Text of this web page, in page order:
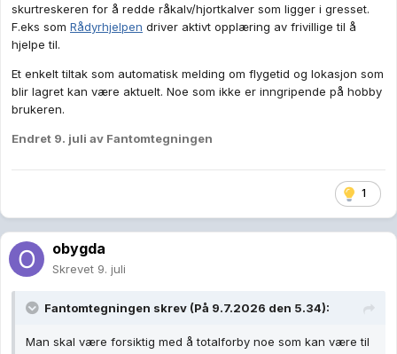
skurtreskeren for å redde råkalv/hjortkalver som ligger i gresset.
F.eks som Rådyrhjelpen driver aktivt opplæring av frivillige til å
hjelpe til.
Et enkelt tiltak som automatisk melding om flygetid og lokasjon som
blir lagret kan være aktuelt. Noe som ikke er inngripende på hobby
brukeren.
Endret 9. juli av Fantomtegningen
1
obygda
Skrevet 9. juli
Fantomtegningen skrev (På 9.7.2026 den 5.34):
Man skal være forsiktig med å totalforby noe som kan være til